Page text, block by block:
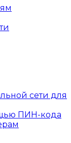
сети для
ПИН-кода